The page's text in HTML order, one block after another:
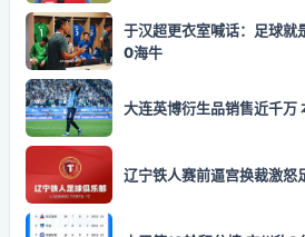
于汉超更衣室喊话：足球就
0海牛
大连英博衍生品销售近千
辽宁铁人赛前逼宫换裁激怒